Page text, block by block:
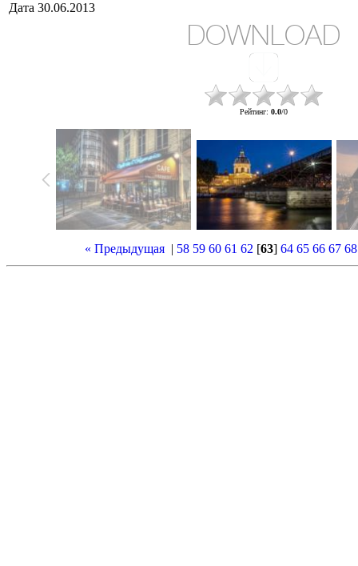
Дата 30.06.2013
DOWNLOAD
Рейтинг: 0.0/0
« Предыдущая | 58 59 60 61 62 [63] 64 65 66 67 68